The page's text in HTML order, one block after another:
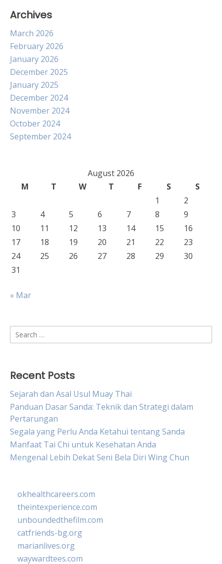
Archives
March 2026
February 2026
January 2026
December 2025
January 2025
December 2024
November 2024
October 2024
September 2024
August 2026
M
T W T F S
S
1
2
3
4 5 6 7 8
9
10
11 12 13 14 15
16
17
18 19 20 21 22
23
24
25 26 27 28 29
30
31
« Mar
Search
for:
Recent Posts
Sejarah dan Asal Usul Muay Thai
Panduan Dasar Sanda: Teknik dan Strategi dalam
Pertarungan
Segala yang Perlu Anda Ketahui tentang Sanda
Manfaat Tai Chi untuk Kesehatan Anda
Mengenal Lebih Dekat Seni Bela Diri Wing Chun
okhealthcareers.com
theintexperience.com
unboundedthefilm.com
catfriends-bg.org
marianlives.org
waywardtees.com